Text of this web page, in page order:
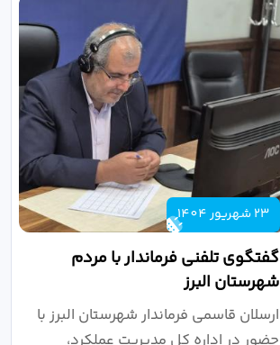
23 شهریور 1404
گفتگوی تلفنی فرماندار با مردم
شهرستان البرز
ارسلان قاسمی فرماندار شهرستان البرز با
حضور در اداره کل مدیریت عملکرد،